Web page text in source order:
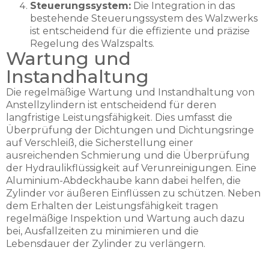
Steuerungssystem: Die Integration in das
bestehende Steuerungssystem des Walzwerks
ist entscheidend für die effiziente und präzise
Regelung des Walzspalts.
Wartung und
Instandhaltung
Die regelmäßige Wartung und Instandhaltung von
Anstellzylindern ist entscheidend für deren
langfristige Leistungsfähigkeit. Dies umfasst die
Überprüfung der Dichtungen und Dichtungsringe
auf Verschleiß, die Sicherstellung einer
ausreichenden Schmierung und die Überprüfung
der Hydraulikflüssigkeit auf Verunreinigungen. Eine
Aluminium-Abdeckhaube kann dabei helfen, die
Zylinder vor äußeren Einflüssen zu schützen. Neben
dem Erhalten der Leistungsfähigkeit tragen
regelmäßige Inspektion und Wartung auch dazu
bei, Ausfallzeiten zu minimieren und die
Lebensdauer der Zylinder zu verlängern.